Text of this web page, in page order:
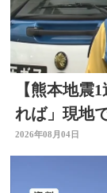
【熊本地震
れば」現地
状況 大分
2026年08月04日